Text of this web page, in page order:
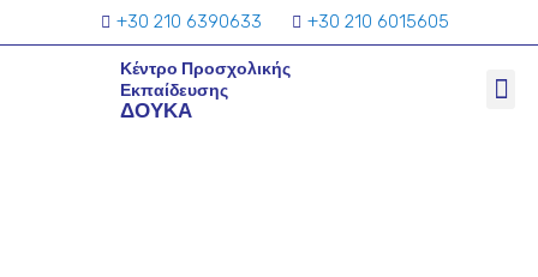
+30 210 6390633 +30 210 6015605
Κέντρο Προσχολικής
Εκπαίδευσης
ΔΟΥΚΑ